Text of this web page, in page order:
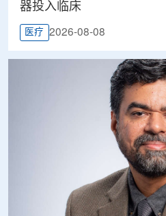
器投入临床
医疗 2026-08-08